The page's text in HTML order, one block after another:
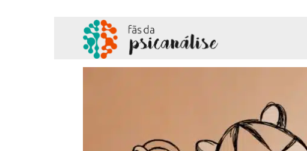
Psicanálise